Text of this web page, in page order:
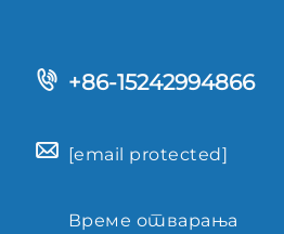
+86-15242994866
[email protected]
Време отварања